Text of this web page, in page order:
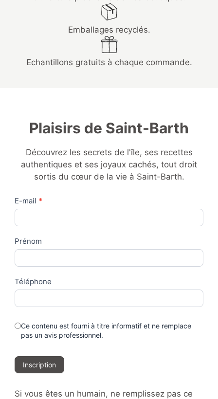
Emballages recyclés.
Echantillons gratuits à chaque commande.
Plaisirs de Saint-Barth
Découvrez les secrets de l'île, ses recettes
authentiques et ses joyaux cachés, tout droit
sortis du cœur de la vie à Saint-Barth.
Contact
Us
E-mail *
Prénom
Téléphone
Ce contenu est fourni à titre informatif et ne remplace
pas un avis professionnel.
Inscription
Si vous êtes un humain, ne remplissez pas ce